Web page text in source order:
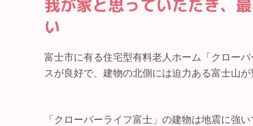
我が家と思っていただき、
い
富士市に有る住宅型有料老人ホーム「クロー
スが良好で、建物の北側には迫力ある富士山が
「クローバーライフ富士」の建物は地震に強い